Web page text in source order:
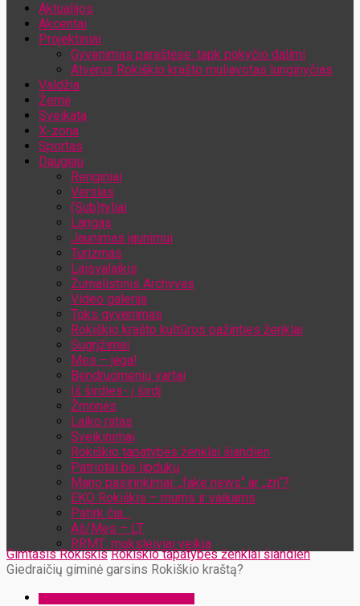
Aktualijos
Akcentai
Projektiniai
Gyvenimas paraštėse: tapk pokyčio dalimi
Atvėrus Rokiškio krašto muliavotas lunginyčias
Valdžia
Žemė
Sveikata
X-zona
Sportas
Daugiau
Renginiai
Verslas
(Sub)tyliai
Langas
Jaunimas jaunimui
Turizmas
Laisvalaikis
Žurnalistinis Archyvas
Video galerija
Toks gyvenimas
Rokiškio krašto kultūros pažinties ženklai
Sugrįžimai
Mes – jėga!
Bendruomenių vartai
Iš širdies- į širdį
Žmonės
Laiko ratas
Sveikinimai
Rokiškio tapatybės ženklai šiandien
Patriotai be lipdukų
Mano pasirinkimai: „fake news“ ar „zn“?
EKO Rokiškis – mums ir vaikams
Patirk čia…
Aš/Mes – LT
RRMT: moksleiviai veikia
Gimtasis Rokiškis Rokiškio tapatybės ženklai šiandien
Giedraičių giminė garsins Rokiškio kraštą?